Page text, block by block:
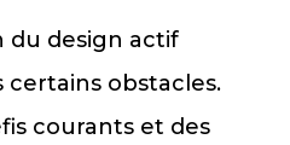
du design actif
obstacles.
courants et des